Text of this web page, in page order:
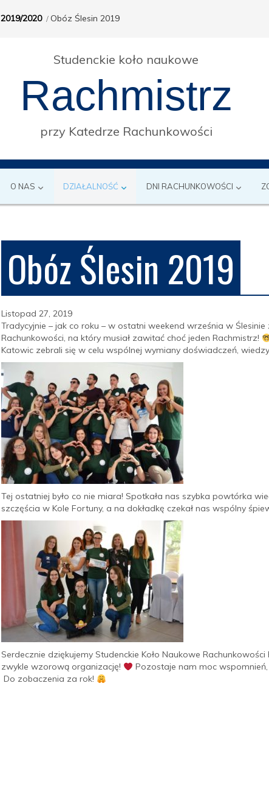
2019/2020 Obóz Ślesin 2019
Studenckie koło naukowe
Rachmistrz
przy Katedrze Rachunkowości
O NAS DZIAŁALNOŚĆ DNI RACHUNKOWOŚCI
Obóz Ślesin 2019
Listopad 27, 2019
Tradycyjnie – jak co roku – w ostatni weekend września w
Rachunkowości, na który musiał zawitać choć jeden Rachmistrz!
Katowic zebrali się w celu wspólnej wymiany doświadczeń,
Tej ostatniej było co nie miara! Spotkała nas szybka powtórka
szczęścia w Kole Fortuny, a na dokładkę czekał nas wspólny
Serdecznie dziękujemy Studenckie Koło Naukowe
zwykle wzorową organizację!
Pozostaje nam moc
Do zobaczenia za rok!